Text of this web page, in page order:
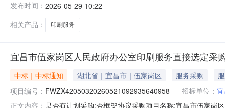
伍临路36-6号9栋22成交日期:2026-05-2909:46:59执行
发布时间： 2026-05-29 10:22
相关产品：
印刷服务
宜昌市伍家岗区人民政府办公室印刷服务直接选定采
中标｜中标通知 湖北省｜宜昌市｜伍家岗区 服务采购
项目编号： FWZX42050320260521092935640958 招标单位：
正文内容： 是否有计划采购:否框架协议采购项目名称:宜昌市伍家岗